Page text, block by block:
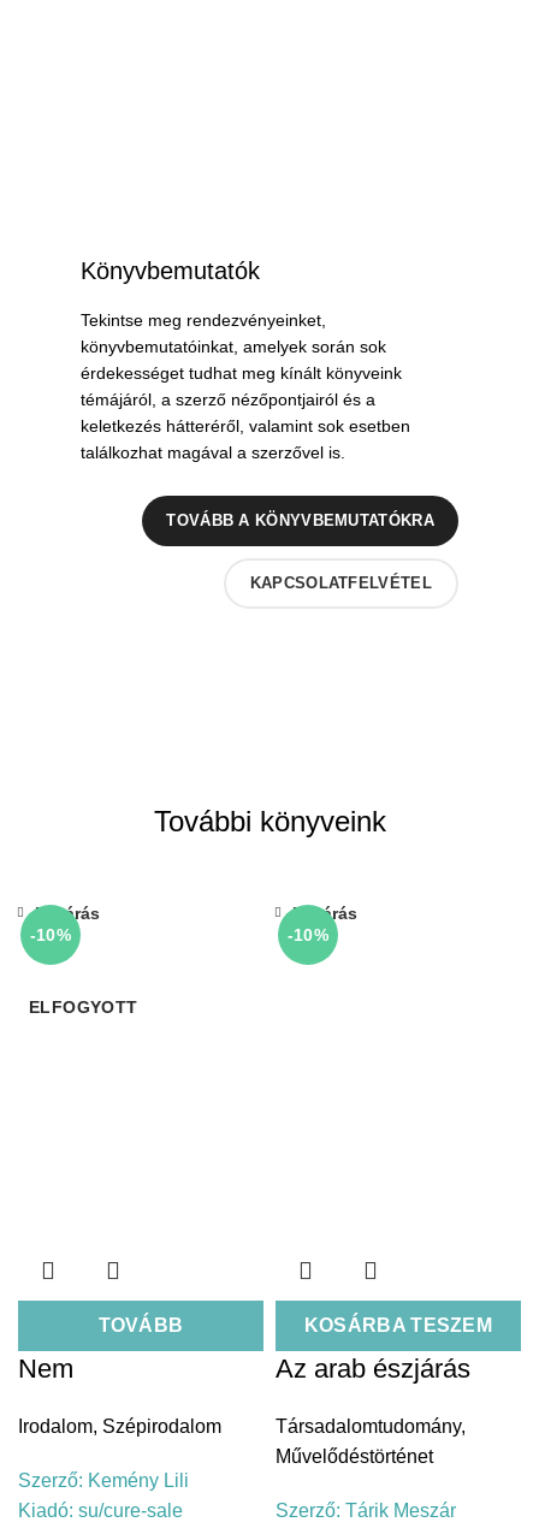
Könyvbemutatók
Tekintse meg rendezvényeinket,
könyvbemutatóinkat, amelyek során sok
érdekességet tudhat meg kínált könyveink
témájáról, a szerző nézőpontjairól és a
keletkezés hátteréről, valamint sok esetben
találkozhat magával a szerzővel is.
TOVÁBB A KÖNYVBEMUTATÓKRA
KAPCSOLATFELVÉTEL
További könyveink
-10%
ELFOGYOTT
TOVÁBB
Bezárás
Nem
Irodalom, Szépirodalom
Szerző: Kemény Lili
Kiadó: su/cure-sale
-10%
KOSÁRBA TESZEM
Bezárás
Az arab észjárás
Társadalomtudomány,
Művelődéstörténet
Szerző: Tárik Meszár